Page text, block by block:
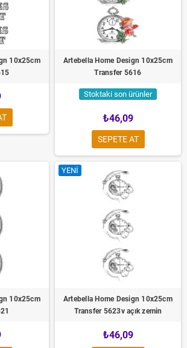
10x25cm
Artebella Home Design 10x25cm
Transfer 5616
Stoktaki son ürünler
₺46,09
SEPETE AT
10x25cm
YENI
Artebella Home Design 10x25cm
Transfer 5623v açık zemin
₺46,09